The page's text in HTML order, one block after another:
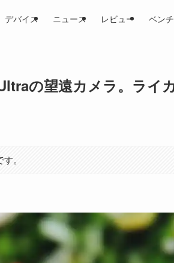
デバイス ニュース レビュー ベン
の望遠カメラ。ライ
。